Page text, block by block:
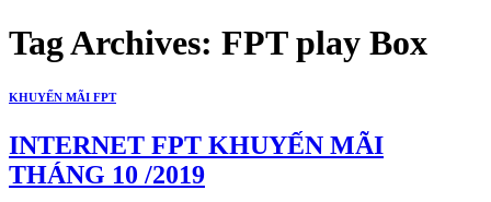
Tag Archives: FPT play Box
KHUYẾN MÃI FPT
INTERNET FPT KHUYẾN MÃI
THÁNG 10 /2019